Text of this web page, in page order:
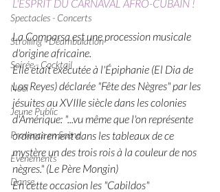
Spectacles - Concerts
Strolling - Déambulation
Soirée - Cocktail
Noël
Jeune Public
Provence en Scène
Événements
Danse
L'ESPRIT DU CARNAVAL AFRO-CUBAIN !
La Comparsa est une procession musicale
d'origine africaine.
Elle était exécutée à l'Épiphanie (El Dia de
Los Reyes) déclarée "Fête des Nègres" par les
jésuites au XVIIIe siècle dans les colonies
d'Amérique: "...vu même que l'on représente
ordinairement dans les tableaux de ce
mystère un des trois rois à la couleur de nos
nègres." (Le Père Mongin)
En cette occasion les "Cabildos"